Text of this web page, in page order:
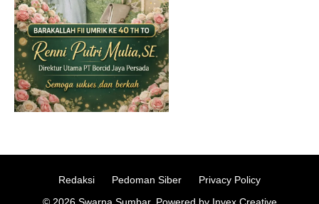
Redaksi Pedoman Siber
Privacy Policy